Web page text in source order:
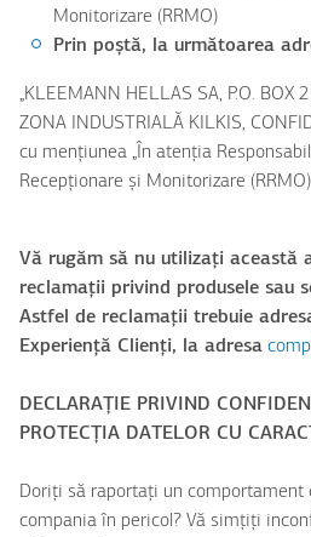
Monitorizare (RRMO)
Prin poștă, la următoarea
„KLEEMANN HELLAS SA, P.O. BOX
ZONA INDUSTRIALĂ KILKIS,
cu mențiunea „În atenția
Recepționare și Monitorizare
Vă rugăm să nu utilizați această
reclamații privind produsele sau
Astfel de reclamații trebuie
Experiență Clienți, la adresa
DECLARAȚIE PRIVIND
PROTECȚIA DATELOR CU
Doriți să raportați un comportament
compania în pericol? Vă simțiți